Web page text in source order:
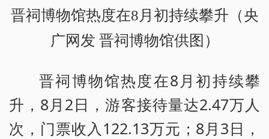
晋祠博物馆热度在8月初持续攀升（央
广网发 晋祠博物馆供图）
晋祠博物馆热度在8月初持续攀
升，8月2日，游客接待量达2.47万人
次，门票收入122.13万元；8月3日，